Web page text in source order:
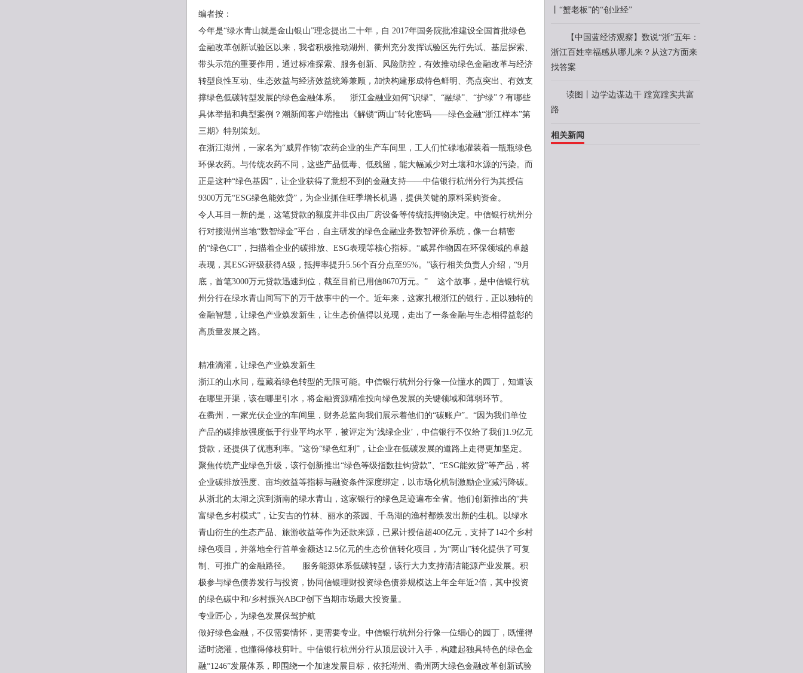
编者按：
今年是“绿水青山就是金山银山”理念提出二十年，自 2017年国务院批准建设全国首批绿色
金融改革创新试验区以来，我省积极推动湖州、衢州充分发挥试验区先行先试、基层探索、
带头示范的重要作用，通过标准探索、服务创新、风险防控，有效推动绿色金融改革与经济
转型良性互动、生态效益与经济效益统筹兼顾，加快构建形成特色鲜明、亮点突出、有效支
撑绿色低碳转型发展的绿色金融体系。 浙江金融业如何“识绿”、“融绿”、“护绿”？有哪些
具体举措和典型案例？潮新闻客户端推出《解锁“两山”转化密码——绿色金融“浙江样本”第
三期》特别策划。
在浙江湖州，一家名为“威昇作物”农药企业的生产车间里，工人们忙碌地灌装着一瓶瓶绿色
环保农药。与传统农药不同，这些产品低毒、低残留，能大幅减少对土壤和水源的污染。而
正是这种“绿色基因”，让企业获得了意想不到的金融支持——中信银行杭州分行为其授信
9300万元“ESG绿色能效贷”，为企业抓住旺季增长机遇，提供关键的原料采购资金。
令人耳目一新的是，这笔贷款的额度并非仅由厂房设备等传统抵押物决定。中信银行杭州分
行对接湖州当地“数智绿金”平台，自主研发的绿色金融业务数智评价系统，像一台精密
的“绿色CT”，扫描着企业的碳排放、ESG表现等核心指标。“威昇作物因在环保领域的卓越
表现，其ESG评级获得A级，抵押率提升5.56个百分点至95%。”该行相关负责人介绍，“9月
底，首笔3000万元贷款迅速到位，截至目前已用信8670万元。” 这个故事，是中信银行杭
州分行在绿水青山间写下的万千故事中的一个。近年来，这家扎根浙江的银行，正以独特的
金融智慧，让绿色产业焕发新生，让生态价值得以兑现，走出了一条金融与生态相得益彰的
高质量发展之路。
精准滴灌，让绿色产业焕发新生
浙江的山水间，蕴藏着绿色转型的无限可能。中信银行杭州分行像一位懂水的园丁，知道该
在哪里开渠，该在哪里引水，将金融资源精准投向绿色发展的关键领域和薄弱环节。
在衢州，一家光伏企业的车间里，财务总监向我们展示着他们的“碳账户”。“因为我们单位
产品的碳排放强度低于行业平均水平，被评定为‘浅绿企业’，中信银行不仅给了我们1.9亿元
贷款，还提供了优惠利率。”这份“绿色红利”，让企业在低碳发展的道路上走得更加坚定。
聚焦传统产业绿色升级，该行创新推出“绿色等级指数挂钩贷款”、“ESG能效贷”等产品，将
企业碳排放强度、亩均效益等指标与融资条件深度绑定，以市场化机制激励企业减污降碳。
从浙北的太湖之滨到浙南的绿水青山，这家银行的绿色足迹遍布全省。他们创新推出的“共
富绿色乡村模式”，让安吉的竹林、丽水的茶园、千岛湖的渔村都焕发出新的生机。以绿水
青山衍生的生态产品、旅游收益等作为还款来源，已累计授信超400亿元，支持了142个乡村
绿色项目，并落地全行首单金额达12.5亿元的生态价值转化项目，为“两山”转化提供了可复
制、可推广的金融路径。 服务能源体系低碳转型，该行大力支持清洁能源产业发展。积
极参与绿色债券发行与投资，协同信银理财投资绿色债券规模达上年全年近2倍，其中投资
的绿色碳中和/乡村振兴ABCP创下当期市场最大投资量。
专业匠心，为绿色发展保驾护航
做好绿色金融，不仅需要情怀，更需要专业。中信银行杭州分行像一位细心的园丁，既懂得
适时浇灌，也懂得修枝剪叶。中信银行杭州分行从顶层设计入手，构建起独具特色的绿色金
融“1246”发展体系，即围绕一个加速发展目标，依托湖州、衢州两大绿色金融改革创新试验
丨“蟹老板”的“创业经”
【中国蓝经济观察】数说“浙”五年：
浙江百姓幸福感从哪儿来？从这7方面来
找答案
读图丨边学边谋边干 蹚宽蹚实共富
路
相关新闻